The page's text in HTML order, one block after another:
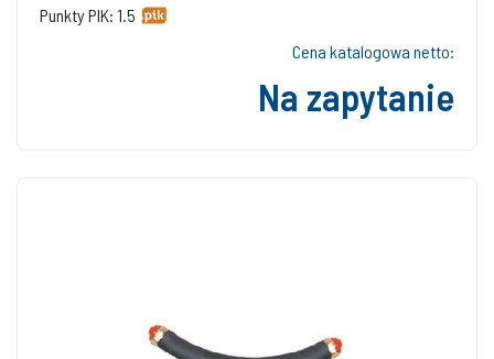
Punkty PIK: 1.5
Cena katalogowa netto:
Na zapytanie